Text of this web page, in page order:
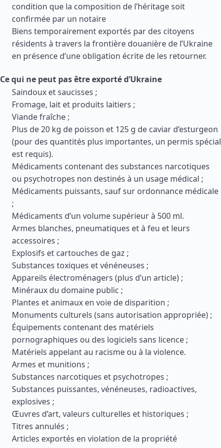
condition que la composition de l’héritage soit
confirmée par un notaire
Biens temporairement exportés par des citoyens
résidents à travers la frontière douanière de l’Ukraine
en présence d’une obligation écrite de les retourner.
Ce qui ne peut pas être exporté d’Ukraine
Saindoux et saucisses ;
Fromage, lait et produits laitiers ;
Viande fraîche ;
Plus de 20 kg de poisson et 125 g de caviar d’esturgeon
(pour des quantités plus importantes, un permis spécial
est requis).
Médicaments contenant des substances narcotiques
ou psychotropes non destinés à un usage médical ;
Médicaments puissants, sauf sur ordonnance médicale
;
Médicaments d’un volume supérieur à 500 ml.
Armes blanches, pneumatiques et à feu et leurs
accessoires ;
Explosifs et cartouches de gaz ;
Substances toxiques et vénéneuses ;
Appareils électroménagers (plus d’un article) ;
Minéraux du domaine public ;
Plantes et animaux en voie de disparition ;
Monuments culturels (sans autorisation appropriée) ;
Équipements contenant des matériels
pornographiques ou des logiciels sans licence ;
Matériels appelant au racisme ou à la violence.
Armes et munitions ;
Substances narcotiques et psychotropes ;
Substances puissantes, vénéneuses, radioactives,
explosives ;
Œuvres d’art, valeurs culturelles et historiques ;
Titres annulés ;
Articles exportés en violation de la propriété